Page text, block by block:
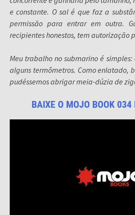
e constante. O sal é que faz a
permissão para entrar em outra.
recipientes honestos, tem autorização
Meu trabalho no submarino é
alguns termômetros. Como enlatado,
pudéssemos abrigar meia-dúzia de
BAIXE O MOJO BOOK 034